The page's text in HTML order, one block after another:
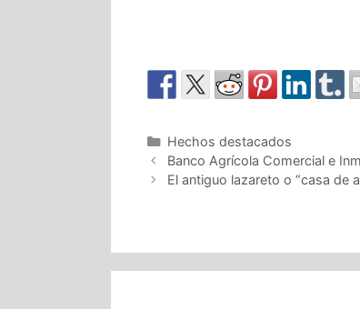
Hechos destacados
Banco Agrícola Comercial e
El antiguo lazareto o “casa de